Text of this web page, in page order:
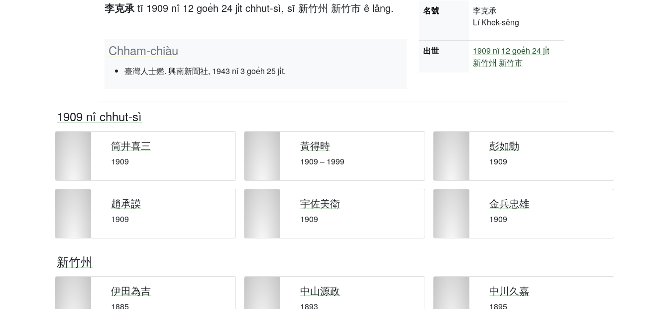
李克承tī 1909 nî 12 goe̍h 24 ji̍t chhut-sì, sī 新竹州 新竹市 ê lâng.
Chham-chiàu
臺灣人士鑑. 興南新聞社, 1943 nî 3 goe̍h 25 ji̍t.
名號
李克承
Lí Khek-sêng
出世 1909 nî 12 goe̍h 24 ji̍t
新竹州 新竹市
1909 nî chhut-sì
筒井喜三
1909
黃得時
1909 – 1999
彭如勳
1909
趙承謨
1909
宇佐美衛
1909
金兵忠雄
1909
新竹州
伊田為吉
1885
中山源政
1893
中川久嘉
1895